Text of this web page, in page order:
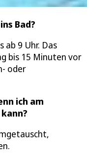
Bad?
ab 9 Uhr. Das
bis 15 Minuten vor
oder
ich am